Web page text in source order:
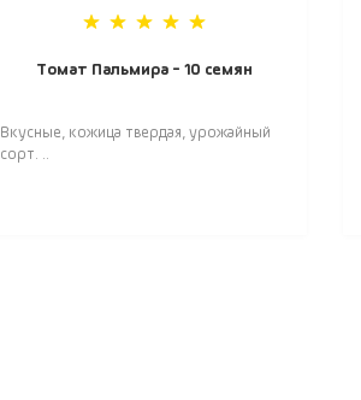
Томат Пальмира - 10 семян
Вкусные, кожица твердая, урожайный
сорт. ..